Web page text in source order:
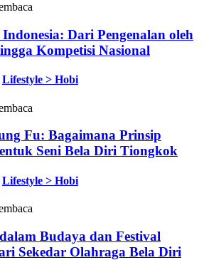
Dari Pengenalan oleh
Kompetisi Nasional
Lifestyle > Hobi
Fu: Bagaimana Prinsip
Seni Bela Diri Tiongkok
Lifestyle > Hobi
Budaya dan Festival
Sekedar Olahraga Bela Diri